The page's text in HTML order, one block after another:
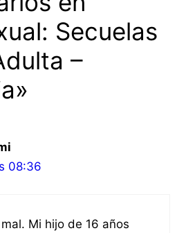
Secuelas
–
08:36
Mi hijo de 16 años